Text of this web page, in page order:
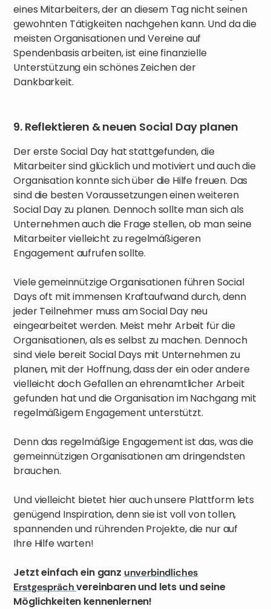
eines Mitarbeiters, der an diesem Tag nicht seinen
gewohnten Tätigkeiten nachgehen kann. Und da die
meisten Organisationen und Vereine auf
Spendenbasis arbeiten, ist eine finanzielle
Unterstützung ein schönes Zeichen der
Dankbarkeit.
9. Reflektieren & neuen Social Day planen
Der erste Social Day hat stattgefunden, die
Mitarbeiter sind glücklich und motiviert und auch die
Organisation konnte sich über die Hilfe freuen. Das
sind die besten Voraussetzungen einen weiteren
Social Day zu planen. Dennoch sollte man sich als
Unternehmen auch die Frage stellen, ob man seine
Mitarbeiter vielleicht zu regelmäßigeren
Engagement aufrufen sollte.
Viele gemeinnützige Organisationen führen Social
Days oft mit immensen Kraftaufwand durch, denn
jeder Teilnehmer muss am Social Day neu
eingearbeitet werden. Meist mehr Arbeit für die
Organisationen, als es selbst zu machen. Dennoch
sind viele bereit Social Days mit Unternehmen zu
planen, mit der Hoffnung, dass der ein oder andere
vielleicht doch Gefallen an ehrenamtlicher Arbeit
gefunden hat und die Organisation im Nachgang mit
regelmäßigem Engagement unterstützt.
Denn das regelmäßige Engagement ist das, was die
gemeinnützigen Organisationen am dringendsten
brauchen.
Und vielleicht bietet hier auch unsere Plattform lets
genügend Inspiration, denn sie ist voll von tollen,
spannenden und rührenden Projekte, die nur auf
Ihre Hilfe warten!
Jetzt einfach ein ganz unverbindliches
Erstgesprächvereinbaren und lets und seine
Möglichkeiten kennenlernen!